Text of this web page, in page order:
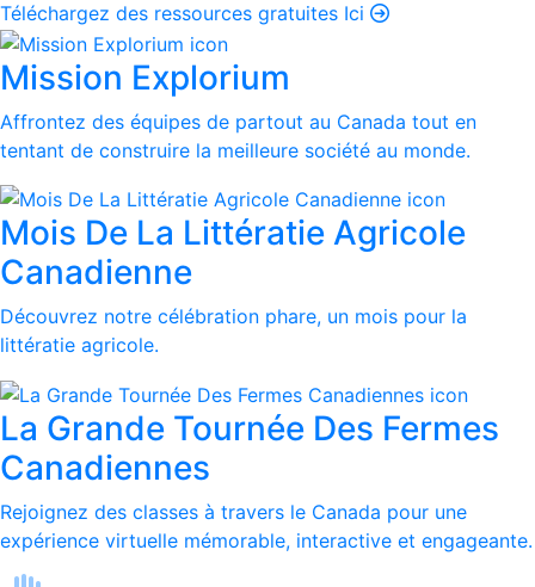
Téléchargez des ressources gratuites Ici
Mission Explorium
Affrontez des équipes de partout au Canada tout en
tentant de construire la meilleure société au monde.
Mois De La Littératie Agricole
Canadienne
Découvrez notre célébration phare, un mois pour la
littératie agricole.
La Grande Tournée Des Fermes
Canadiennes
Rejoignez des classes à travers le Canada pour une
expérience virtuelle mémorable, interactive et engageante.